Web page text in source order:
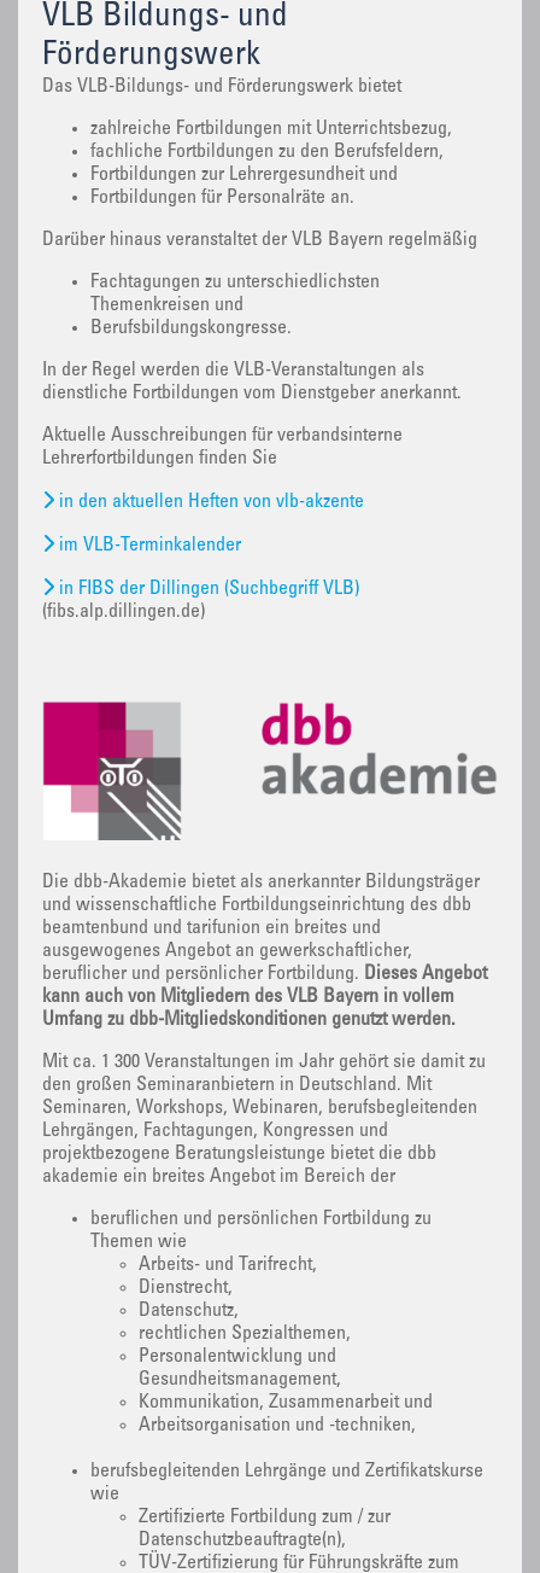
VLB Bildungs- und
Förderungswerk
Das VLB-Bildungs- und Förderungswerk bietet
zahlreiche Fortbildungen mit Unterrichtsbezug,
fachliche Fortbildungen zu den Berufsfeldern,
Fortbildungen zur Lehrergesundheit und
Fortbildungen für Personalräte an.
Darüber hinaus veranstaltet der VLB Bayern regelmäßig
Fachtagungen zu unterschiedlichsten
Themenkreisen und
Berufsbildungskongresse.
In der Regel werden die VLB-Veranstaltungen als
dienstliche Fortbildungen vom Dienstgeber anerkannt.
Aktuelle Ausschreibungen für verbandsinterne
Lehrerfortbildungen finden Sie
in den aktuellen Heften von vlb-akzente
im VLB-Terminkalender
in FIBS der Dillingen (Suchbegriff VLB)
(fibs.alp.dillingen.de)
Die dbb-Akademie bietet als anerkannter Bildungsträger
und wissenschaftliche Fortbildungseinrichtung des dbb
beamtenbund und tarifunion ein breites und
ausgewogenes Angebot an gewerkschaftlicher,
beruflicher und persönlicher Fortbildung. Dieses Angebot
kann auch von Mitgliedern des VLB Bayern in vollem
Umfang zu dbb-Mitgliedskonditionen genutzt werden.
Mit ca. 1 300 Veranstaltungen im Jahr gehört sie damit zu
den großen Seminaranbietern in Deutschland. Mit
Seminaren, Workshops, Webinaren, berufsbegleitenden
Lehrgängen, Fachtagungen, Kongressen und
projektbezogene Beratungsleistunge bietet die dbb
akademie ein breites Angebot im Bereich der
beruflichen und persönlichen Fortbildung zu
Themen wie
Arbeits- und Tarifrecht,
Dienstrecht,
Datenschutz,
rechtlichen Spezialthemen,
Personalentwicklung und
Gesundheitsmanagement,
Kommunikation, Zusammenarbeit und
Arbeitsorganisation und -techniken,
berufsbegleitenden Lehrgänge und Zertifikatskurse
wie
Zertifizierte Fortbildung zum / zur
Datenschutzbeauftragte(n),
TÜV-Zertifizierung für Führungskräfte zum